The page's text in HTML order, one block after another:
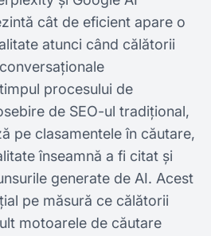
cât de eficient apare o
atunci când călătorii
procesului de
de SEO-ul tradițional,
pe clasamentele în căutare,
înseamnă a fi citat și
generate de AI. Acest
pe măsură ce călătorii
motoarele de căutare